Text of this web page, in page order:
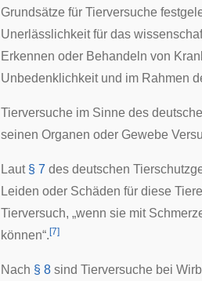
Grundsätze für Tierversuche
Unerlässlichkeit für das
Erkennen oder Behandeln von
Unbedenklichkeit und im Rahmen
Tierversuche im Sinne des
seinen Organen oder Gewebe
Laut § 7 des deutschen
Leiden oder Schäden für diese
Tierversuch, „wenn sie mit
können“. [7]
Nach § 8 sind Tierversuche bei